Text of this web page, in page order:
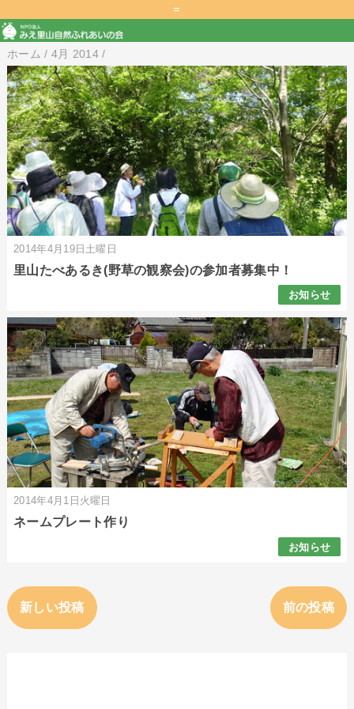
=
ホーム / 4月 2014 /
2014年4月19日土曜日
里山たべあるき(野草の観察会)の参加者募集中！
お知らせ
2014年4月1日火曜日
ネームプレート作り
お知らせ
新しい投稿 前の投稿